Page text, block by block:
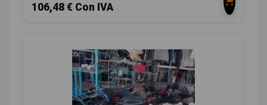
106,48 € Con IVA